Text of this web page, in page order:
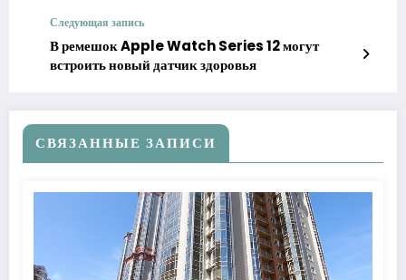
Следующая запись
В ремешок Apple Watch Series 12 могут
встроить новый датчик здоровья
СВЯЗАННЫЕ ЗАПИСИ